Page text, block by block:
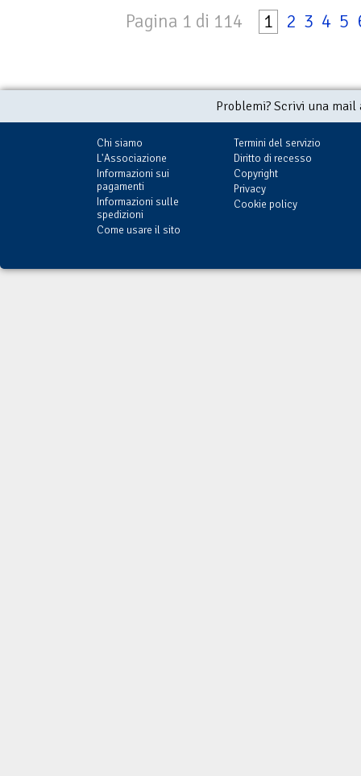
Pagina 1 di 114 1 2 3 4 5
Problemi? Scrivi una
Chi siamo
L'Associazione
Informazioni sui
pagamenti
Informazioni sulle
spedizioni
Come usare il sito
Termini del servizio
Diritto di recesso
Copyright
Privacy
Cookie policy